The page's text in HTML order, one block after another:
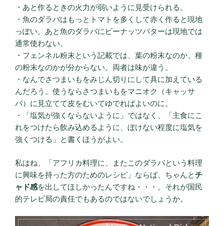
・あと作るときの火力が弱いように見受けられる。
・魚のダラバはもっとトマトを多くして赤く作ると現地
っぽい。あと魚のダラバにピーナッツバターは現地では
通常使わない。
・フェンネル粉末という記載では、葉の粉末なのか、種
の粉末なのかが分からない。両者は味が違う。
・なんでさつまいもをみじん切りにして具に加えている
んだろう。使うならさつまいもをマニオク（キャッサ
バ）に見立てて皮をむいてゆでればよいのに。
・「塩気が強くならないように」ではなく、「主食にこ
れをつけたら飲み込めるように、ぼけない程度に塩気を
強くつける」と書くほうがよい。
私はね、「アフリカ料理に、またこのダラバという料理
に興味を持った方のためのレシピ」ならば、ちゃんとチ
ャド感を出してほしかったんですね・・・。それが国民
的テレビ局の責任でもあるのではないでしょうか。